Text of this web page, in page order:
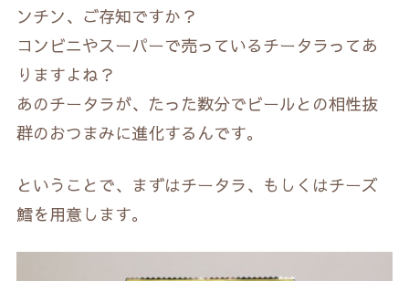
ンチン、ご存知ですか？
コンビニやスーパーで売っているチータラってあ
りますよね？
あのチータラが、たった数分でビールとの相性抜
群のおつまみに進化するんです。
ということで、まずはチータラ、もしくはチーズ
鱈を用意します。